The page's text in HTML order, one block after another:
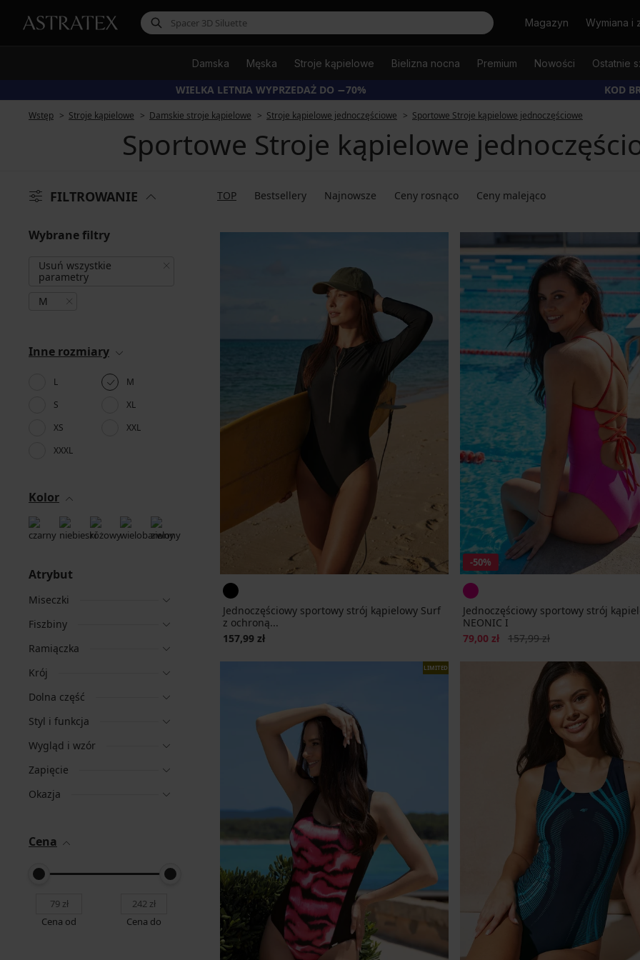
SzukajMagazyn Wymiana i
Damska Męska Stroje kąpielowe Bielizna nocna Premium Nowości Ostatnie
WIELKA LETNIA WYPRZEDAŻ DO −70% KOD
Wstęp Stroje kąpielowe Damskie stroje kąpielowe Stroje kąpielowe jednoczęściowe Sportowe Stroje kąpielowe jednoczęściowe
Sportowe Stroje kąpielowe
FILTROWANIE TOP Bestsellery Najnowsze Ceny rosnąco Ceny malejąco
Wybrane filtry
Usuń wszystkie
parametry
M
Inne rozmiary
L
M
S
XL
XS
XXL
XXXL
Kolor
Atrybut
Miseczki
Fiszbiny
Ramiączka
Krój
Dolna część
Styl i funkcja
Wygląd i wzór
Zapięcie
Okazja
Cena
Cena od Cena do
Jednoczęściowy sportowy strój kąpielowy Surf
z ochroną...
157,99 zł
-50%
Jednoczęściowy sportowy strój
NEONIC I
Zniżka
79,00 zł Pierwotna cena
157,99 zł
LIMITED